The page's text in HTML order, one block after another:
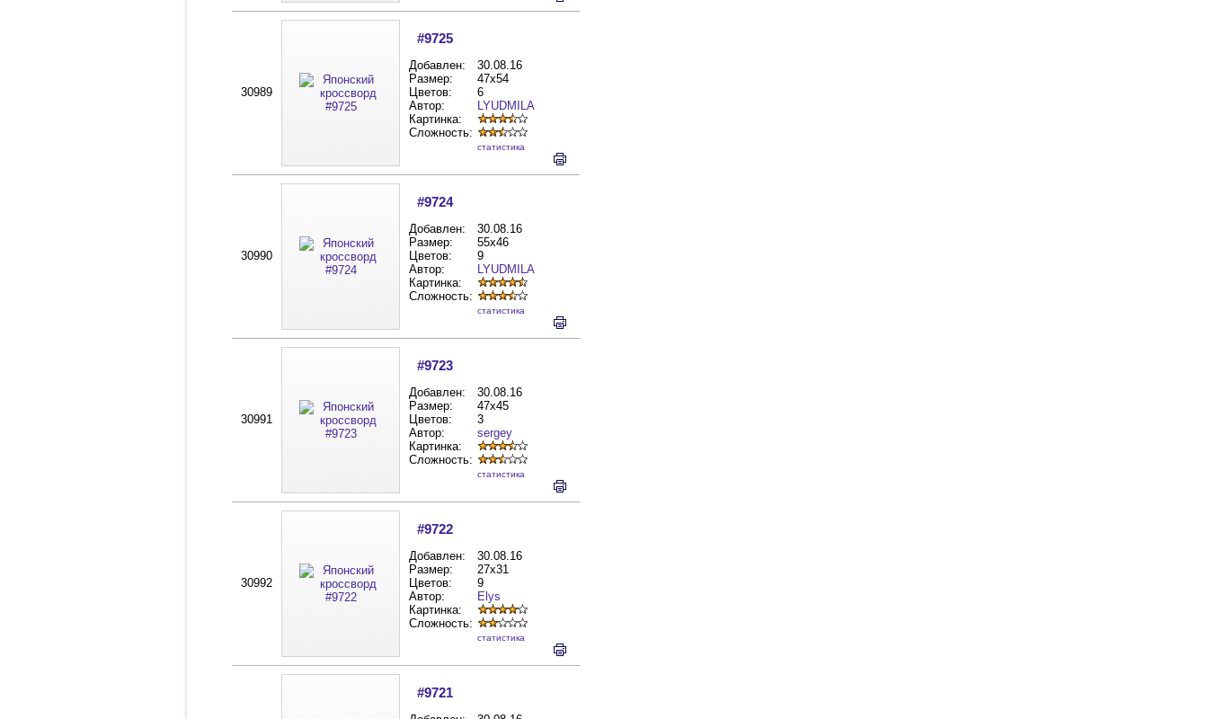
30989
#9725
Добавлен:
30.08.16
Размер:
47x54
Цветов:
6
Автор:
LYUDMILA
Картинка:
Сложность:
cтатистика
30990
#9724
Добавлен:
30.08.16
Размер:
55x46
Цветов:
9
Автор:
LYUDMILA
Картинка:
Сложность:
cтатистика
30991
#9723
Добавлен:
30.08.16
Размер:
47x45
Цветов:
3
Автор:
sergey
Картинка:
Сложность:
cтатистика
30992
#9722
Добавлен:
30.08.16
Размер:
27x31
Цветов:
9
Автор:
Elys
Картинка:
Сложность:
cтатистика
#9721